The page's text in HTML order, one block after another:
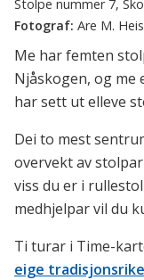
Stolpe nummer 7,
Are M.
Me har femten
Njåskogen, og me
har sett ut elleve
Dei to mest
overvekt av
viss du er i
medhjelpar vil du
Ti turar i Time-
eige